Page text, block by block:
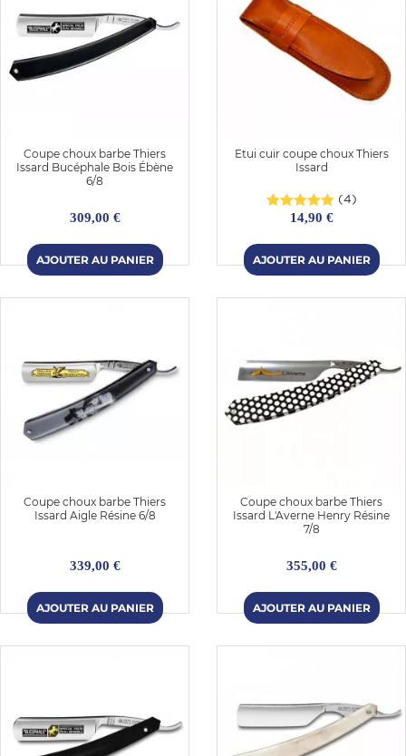
Coupe choux barbe Thiers
Issard Bucéphale Bois Ébène
6/8
309,00 €
Etui cuir coupe choux Thiers
Issard
(4)
14,90 €
Coupe choux barbe Thiers
Issard Aigle Résine 6/8
339,00 €
Coupe choux barbe Thiers
Issard L'Averne Henry Résine
7/8
355,00 €